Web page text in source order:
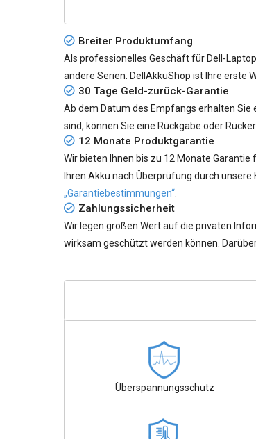
Breiter Produktumfang
Als professionelles Geschäft für Dell-
andere Serien. DellAkkuShop ist Ihre erste
30 Tage Geld-zurück-Garantie
Ab dem Datum des Empfangs erhalten Sie
sind, können Sie eine Rückgabe oder
12 Monate Produktgarantie
Wir bieten Ihnen bis zu 12 Monate Garantie
Ihren Akku nach Überprüfung durch
„Garantiebestimmungen“
Zahlungssicherheit
Wir legen großen Wert auf die privaten
wirksam geschützt werden können.
Überspannungsschutz